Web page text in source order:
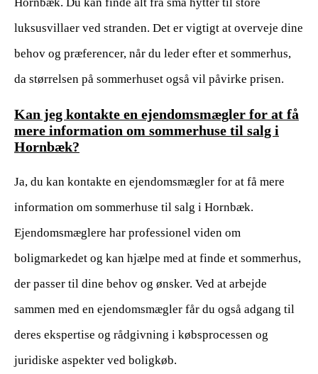
luksusvillaer ved stranden. Det er vigtigt at overveje dine
behov og præferencer, når du leder efter et sommerhus,
da størrelsen på sommerhuset også vil påvirke prisen.
Kan jeg kontakte en ejendomsmægler for at få
mere information om sommerhuse til salg i
Hornbæk?
Ja, du kan kontakte en ejendomsmægler for at få mere
information om sommerhuse til salg i Hornbæk.
Ejendomsmæglere har professionel viden om
boligmarkedet og kan hjælpe med at finde et sommerhus,
der passer til dine behov og ønsker. Ved at arbejde
sammen med en ejendomsmægler får du også adgang til
deres ekspertise og rådgivning i købsprocessen og
juridiske aspekter ved boligkøb.